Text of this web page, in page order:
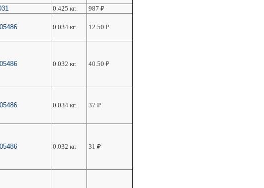
0.425 кг. 987 ₽
0.034 кг. 12.50 ₽
0.032 кг. 40.50 ₽
0.034 кг. 37 ₽
0.032 кг. 31 ₽